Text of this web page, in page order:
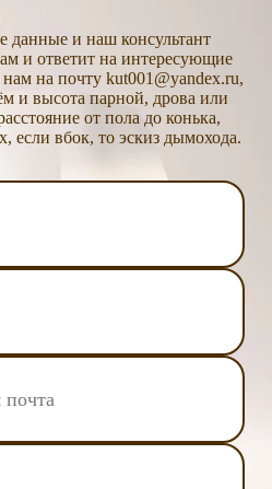
данные и наш консультант
и ответит на интересующие
на почту kut001@yandex.ru,
и высота парной, дрова или
от пола до конька,
если вбок, то эскиз дымохода.